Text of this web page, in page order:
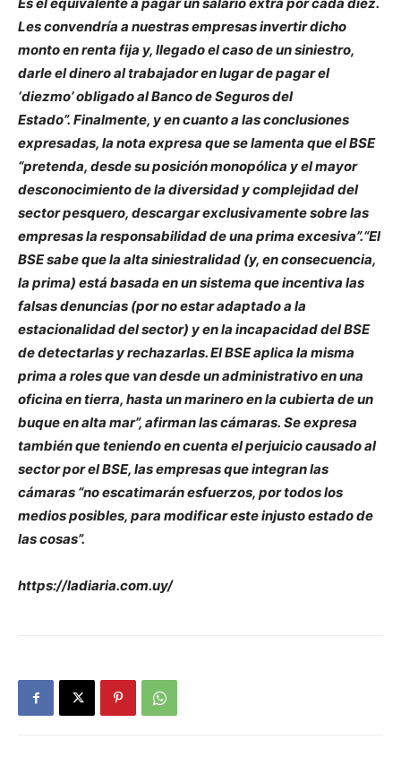
Les convendría a nuestras empresas invertir dicho
monto en renta fija y, llegado el caso de un siniestro,
darle el dinero al trabajador en lugar de pagar el
‘diezmo’ obligado al Banco de Seguros del
Estado”. Finalmente, y en cuanto a las conclusiones
expresadas, la nota expresa que se lamenta que el BSE
“pretenda, desde su posición monopólica y el mayor
desconocimiento de la diversidad y complejidad del
sector pesquero, descargar exclusivamente sobre las
empresas la responsabilidad de una prima excesiva”.“El
BSE sabe que la alta siniestralidad (y, en consecuencia,
la prima) está basada en un sistema que incentiva las
falsas denuncias (por no estar adaptado a la
estacionalidad del sector) y en la incapacidad del BSE
de detectarlas y rechazarlas. El BSE aplica la misma
prima a roles que van desde un administrativo en una
oficina en tierra, hasta un marinero en la cubierta de un
buque en alta mar”, afirman las cámaras. Se expresa
también que teniendo en cuenta el perjuicio causado al
sector por el BSE, las empresas que integran las
cámaras “no escatimarán esfuerzos, por todos los
medios posibles, para modificar este injusto estado de
las cosas”.
https://ladiaria.com.uy/